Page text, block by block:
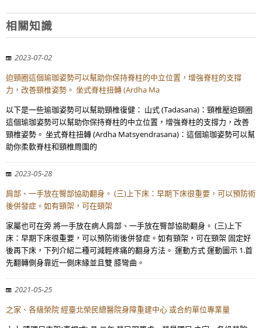
相關知識
2023-07-02
迫頸圈這個瑜珈姿勢可以幫助你保持脊柱的中立位置，增強脊柱的支撐
力，改善頸椎姿勢。 坐式脊柱扭轉 (Ardha Ma
以下是一些瑜珈姿勢可以幫助頸椎復健： 山式 (Tadasana)：頸椎壓迫頸圈
這個瑜珈姿勢可以幫助你保持脊柱的中立位置，增強脊柱的支撐力，改善
頸椎姿勢。 坐式脊柱扭轉 (Ardha Matsyendrasana)：這個瑜珈姿勢可以幫
助你柔軟脊柱和頸椎周圍的
2023-05-28
肩部、一手放在臀部協助翻身。 (三)上下床：早期下床很重要，可以預防術
後併發症。如有頸架，可在頸架
家屬也可在旁 將一手放在病人肩部、一手放在臀部協助翻身。 (三)上下
床：早期下床很重要，可以預防術後併發症。如有頸架，可在頸架 固定好
後再下床，下列介紹二種可減輕疼痛的翻身方法。 運動方式 運動圖示 1.首
先翻轉側身靠近一側床緣並且雙 膝彎曲。
2021-05-25
之家、各級榮院 經臺北榮民總醫院身障重建中心 或合約單位專業量